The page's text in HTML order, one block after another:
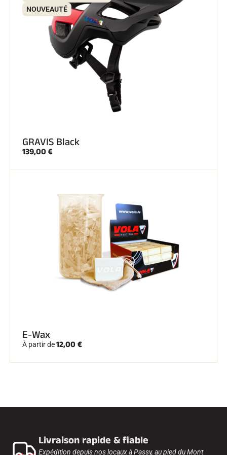
NOUVEAUTÉ
GRAVIS Black
139,00 €
E-Wax
À partir de12,00 €
Livraison rapide & fiable
Expédition depuis nos locaux à Passy, au pied du Mont